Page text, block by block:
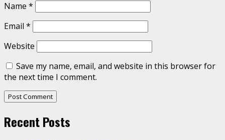
Name *
Email *
Website
Save my name, email, and website in this browser for
the next time I comment.
Recent Posts